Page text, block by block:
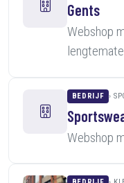
Gents
Webshop
BEDRIJF
Webshop